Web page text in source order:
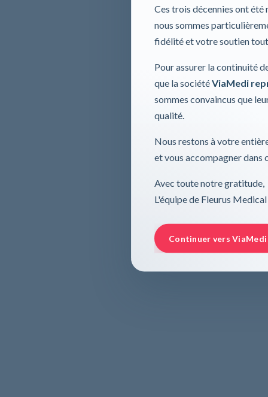
Ces trois décennies ont
nous sommes
fidélité et votre soutien
Pour assurer la continuité
que la sociétéViaMedi
sommes convaincus que
qualité.
Nous restons à votre
et vous accompagner dans
Avec toute notre gratitude,
L'équipe de Fleurus Medical
Continuer vers ViaMedi